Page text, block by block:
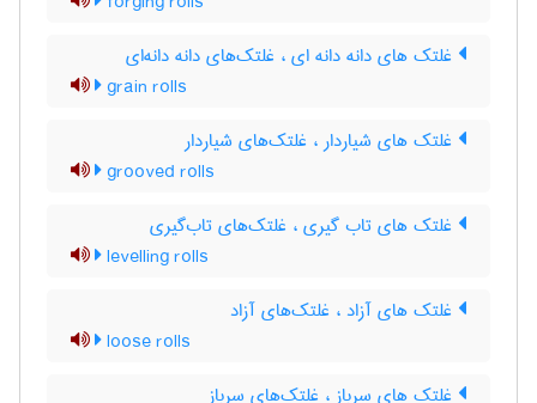
غلتک های دانه دانه ای ، غلتک‌های دانه دانه‌ای
grain rolls
غلتک های شیاردار ، غلتک‌های شیاردار
grooved rolls
غلتک های تاب گیری ، غلتک‌های تاب‌گیری
levelling rolls
غلتک های آزاد ، غلتک‌های آزاد
loose rolls
غلتک های سرباز ، غلتک‌های سرباز